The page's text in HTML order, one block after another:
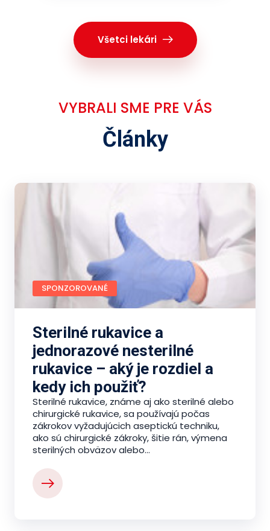
Všetci lekári
VYBRALI SME PRE VÁS
Články
SPONZOROVANÉ
Sterilné rukavice a
jednorazové nesterilné
rukavice – aký je rozdiel a
kedy ich použiť?
Sterilné rukavice, známe aj ako sterilné alebo
chirurgické rukavice, sa používajú počas
zákrokov vyžadujúcich aseptickú techniku,
ako sú chirurgické zákroky, šitie rán, výmena
sterilných obväzov alebo...